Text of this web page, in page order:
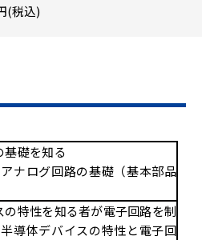
(税込)
路の基礎を知る
グ回路の基礎（基本部品
の特性を知る者が電子回路を制
体デバイスの特性と電子回